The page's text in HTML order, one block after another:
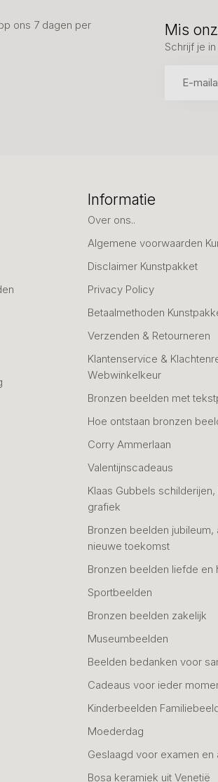
ons 7 dagen per
Mis
Schrijf je
Informatie
Over ons..
Algemene voorwaarden
Disclaimer Kunstpakket
Privacy Policy
Betaalmethoden
Verzenden & Retourneren
Klantenservice &
Webwinkelkeur
Bronzen beelden met
Hoe ontstaan bronzen
Corry Ammerlaan
Valentijnscadeaus
Klaas Gubbels
grafiek
Bronzen beelden
nieuwe toekomst
Bronzen beelden liefde en
Sportbeelden
Bronzen beelden zakelijk
Museumbeelden
Beelden bedanken voor
Cadeaus voor ieder
Kinderbeelden
Moederdag
Geslaagd voor examen
Bosa keramiek uit Venetië